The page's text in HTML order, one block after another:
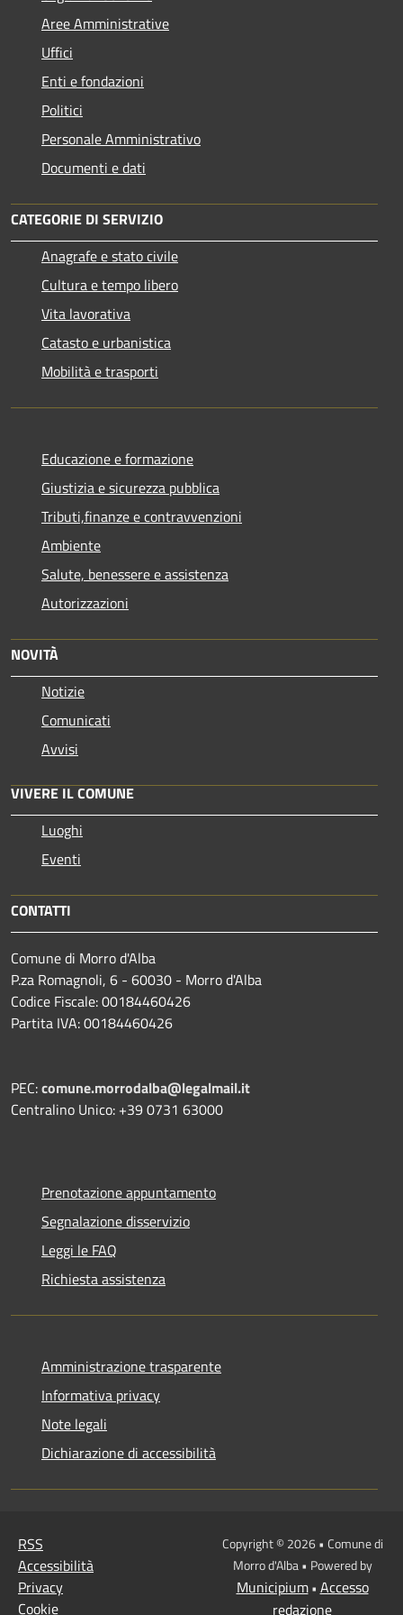
Aree Amministrative
Uffici
Enti e fondazioni
Politici
Personale Amministrativo
Documenti e dati
CATEGORIE DI SERVIZIO
Anagrafe e stato civile
Cultura e tempo libero
Vita lavorativa
Catasto e urbanistica
Mobilità e trasporti
Educazione e formazione
Giustizia e sicurezza pubblica
Tributi,finanze e contravvenzioni
Ambiente
Salute, benessere e assistenza
Autorizzazioni
NOVITÀ
Notizie
Comunicati
Avvisi
VIVERE IL COMUNE
Luoghi
Eventi
CONTATTI
Comune di Morro d'Alba
P.za Romagnoli, 6 - 60030 - Morro d'Alba
Codice Fiscale: 00184460426
Partita IVA: 00184460426
PEC:comune.morrodalba@legalmail.it
Centralino Unico: +39 0731 63000
Prenotazione appuntamento
Segnalazione disservizio
Leggi le FAQ
Richiesta assistenza
Amministrazione trasparente
Informativa privacy
Note legali
Dichiarazione di accessibilità
RSS
Accessibilità
Privacy
Cookie
Copyright © 2026 • Comune di
Morro d'Alba • Powered by
Municipium• Accesso
redazione